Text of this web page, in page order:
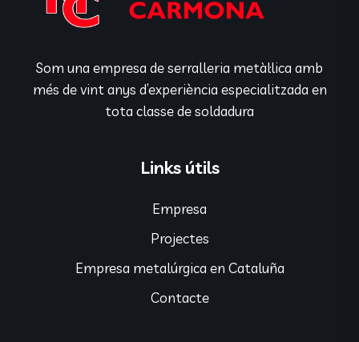
Som una empresa de serralleria metàl·lica amb
més de vint anys d’experiència especialitzada en
tota classe de soldadura
Links útils
Empresa
Projectes
Empresa metalúrgica en Cataluña
Contacte